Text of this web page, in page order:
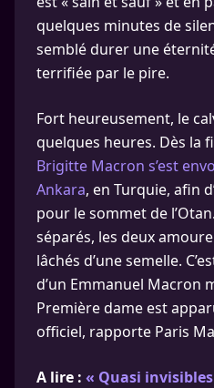
quelques minutes de
semblé durer une
terrifiée par le pire.
Fort heureusement, le
quelques heures. Dès la
Brigitte Macron s’est
Ankara, en Turquie, afin
pour le sommet de
séparés, les deux
lâchés d’une semelle.
d’un Emmanuel Macron
Première dame est
officiel, rapporte Paris
A lire : « Quasi